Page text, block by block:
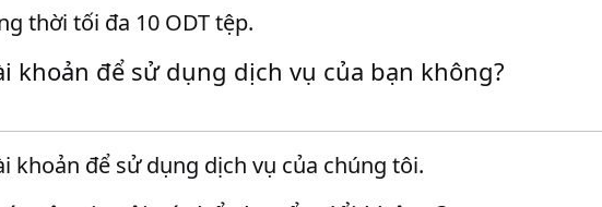
thời tối đa 10 ODT tệp.
khoản để sử dụng dịch vụ của bạn không?
khoản để sử dụng dịch vụ của chúng tôi.